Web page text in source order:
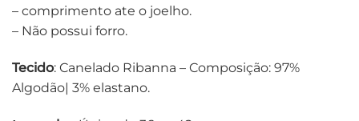
– comprimento ate o joelho.
– Não possui forro.
Tecido: Canelado Ribanna – Composição: 97%
Algodão| 3% elastano.